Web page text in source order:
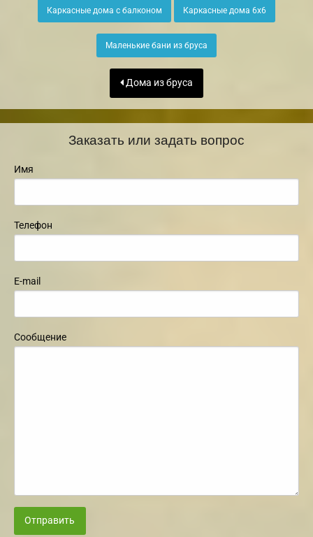
Каркасные дома с балконом Каркасные дома 6х6
Маленькие бани из бруса
Дома из бруса
Заказать или задать вопрос
Имя
Телефон
E-mail
Сообщение
Отправить